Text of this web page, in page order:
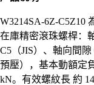
W3214SA-6Z-C5Z10
在庫精密滾珠螺桿：
C5（JIS）、軸向間
預壓），基本動額定
kN。有效螺紋長 約